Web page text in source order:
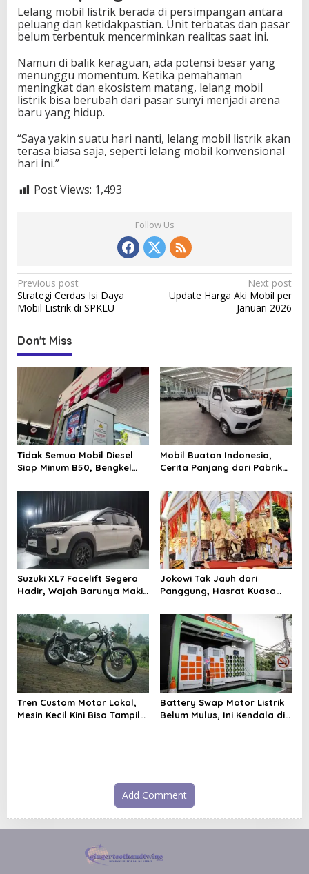
Lelang mobil listrik berada di persimpangan antara
peluang dan ketidakpastian. Unit terbatas dan pasar
belum terbentuk mencerminkan realitas saat ini.
Namun di balik keraguan, ada potensi besar yang
menunggu momentum. Ketika pemahaman
meningkat dan ekosistem matang, lelang mobil
listrik bisa berubah dari pasar sunyi menjadi arena
baru yang hidup.
“Saya yakin suatu hari nanti, lelang mobil listrik akan
terasa biasa saja, seperti lelang mobil konvensional
hari ini.”
Post Views: 1,493
Follow Us
P
o
t
n
v
i
g
a
t
i
o
n
Previous post
Strategi Cerdas Isi Daya
Mobil Listrik di SPKLU
Next post
Update Harga Aki Mobil per
Januari 2026
Don't Miss
Tidak Semua Mobil Diesel
Siap Minum B50, Bengkel
Mobil Buatan Indonesia,
Cerita Panjang dari Pabrik
Kendaraan Nasional
Suzuki XL7 Facelift Segera
Hadir, Wajah Barunya Makin
Jokowi Tak Jauh dari
Panggung, Hasrat Kuasa
Tren Custom Motor Lokal,
Mesin Kecil Kini Bisa Tampil
Battery Swap Motor Listrik
Belum Mulus, Ini Kendala di
Add Comment